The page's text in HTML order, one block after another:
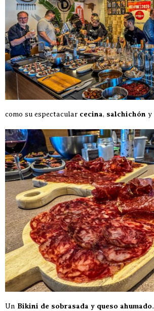
como su espectacular cecina, salchichón y
Un Bikini de sobrasada y queso ahumado.